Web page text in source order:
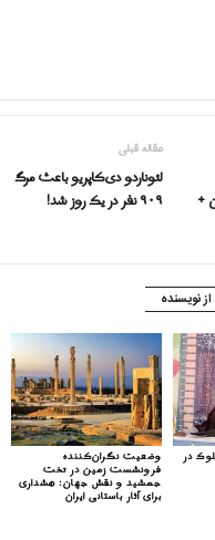
مقاله قبلی
لئوناردو دی‌کاپریو باعث مرگ
۹۰۹ نفر در یک روز شد!
+
نویسنده
وضعیت نگران‌کننده
فرونشست زمین در تخت
جمشید و نقش جهان: هشداری
برای آثار باستانی ایران
در